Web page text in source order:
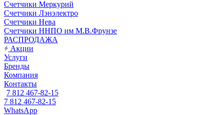
Счетчики Меркурий
Счетчики Лэнэлектро
Счетчики Нева
Счетчики ННПО им М.В.Фрунзе
РАСПРОДАЖА
Акции
Услуги
Бренды
Компания
Контакты
7 812 467-82-15
7 812 467-82-15
WhatsApp